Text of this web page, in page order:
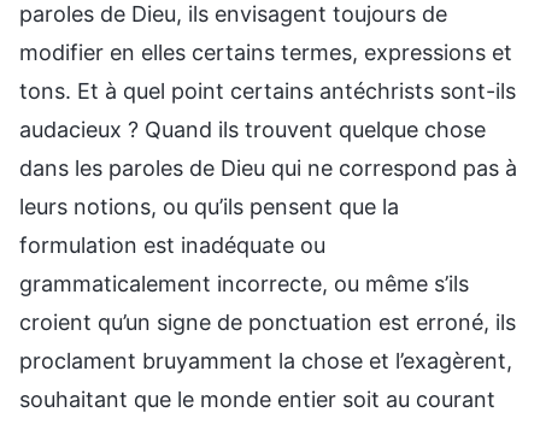
paroles de Dieu, ils envisagent toujours de
modifier en elles certains termes, expressions et
tons. Et à quel point certains antéchrists sont-ils
audacieux ? Quand ils trouvent quelque chose
dans les paroles de Dieu qui ne correspond pas à
leurs notions, ou qu’ils pensent que la
formulation est inadéquate ou
grammaticalement incorrecte, ou même s’ils
croient qu’un signe de ponctuation est erroné, ils
proclament bruyamment la chose et l’exagèrent,
souhaitant que le monde entier soit au courant